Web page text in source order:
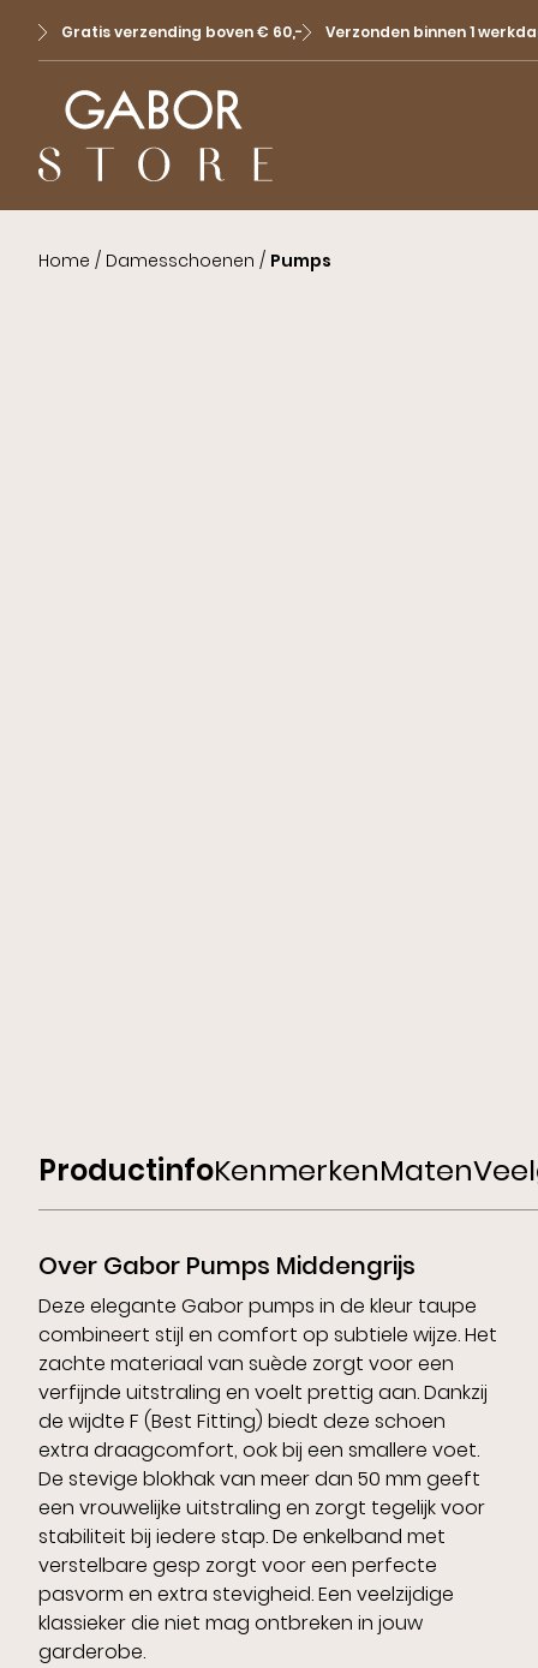
Gratis verzending boven € 60,- Verzonden binnen 1
Home / Damesschoenen / Pumps
ProductinfoKenmerkenMaten
Over Gabor Pumps Middengrijs
Deze elegante Gabor pumps in de kleur taupe
combineert stijl en comfort op subtiele wijze. Het
zachte materiaal van suède zorgt voor een
verfijnde uitstraling en voelt prettig aan. Dankzij
de wijdte F (Best Fitting) biedt deze schoen
extra draagcomfort, ook bij een smallere voet.
De stevige blokhak van meer dan 50 mm geeft
een vrouwelijke uitstraling en zorgt tegelijk voor
stabiliteit bij iedere stap. De enkelband met
verstelbare gesp zorgt voor een perfecte
pasvorm en extra stevigheid. Een veelzijdige
klassieker die niet mag ontbreken in jouw
garderobe.